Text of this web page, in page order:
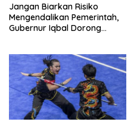
Jangan Biarkan Risiko
Mengendalikan Pemerintah,
Gubernur Iqbal Dorong